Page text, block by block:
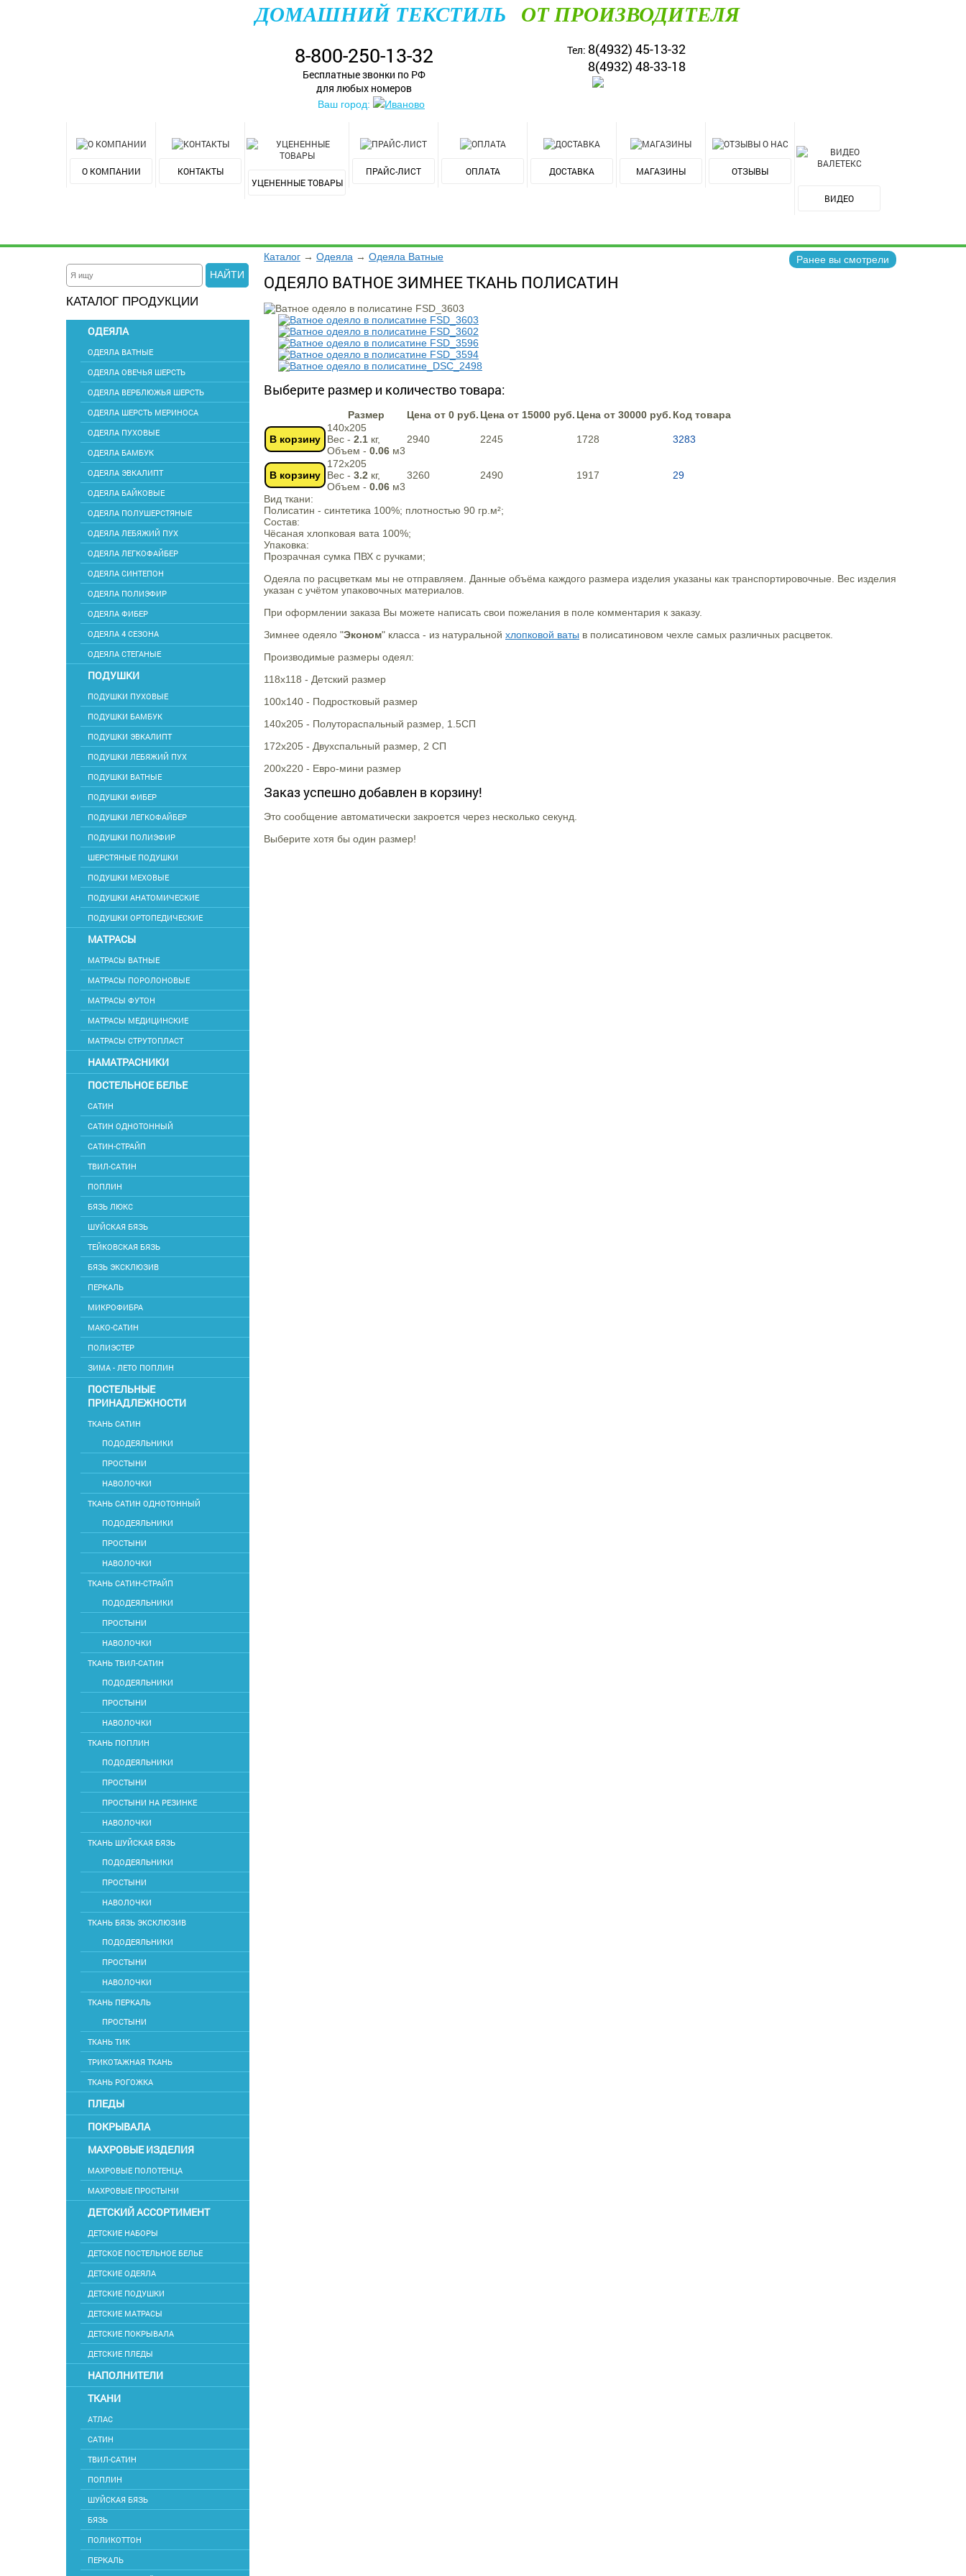
ДОМАШНИЙ ТЕКСТИЛЬ ОТ ПРОИЗВОДИТЕЛЯ
8-800-250-13-32
Бесплатные звонки по РФ
для любых номеров
Тел: 8(4932) 45-13-32
8(4932) 48-33-18
Ваш город: Иваново
О КОМПАНИИ
КОНТАКТЫ
УЦЕНЕННЫЕ ТОВАРЫ
ПРАЙС-ЛИСТ ОПЛАТА ДОСТАВКА МАГАЗИНЫ ОТЗЫВЫ
ВИДЕО
НАЙТИ
КАТАЛОГ ПРОДУКЦИИ
ОДЕЯЛА
ОДЕЯЛА ВАТНЫЕ
ОДЕЯЛА ОВЕЧЬЯ ШЕРСТЬ
ОДЕЯЛА ВЕРБЛЮЖЬЯ ШЕРСТЬ
ОДЕЯЛА ШЕРСТЬ МЕРИНОСА
ОДЕЯЛА ПУХОВЫЕ
ОДЕЯЛА БАМБУК
ОДЕЯЛА ЭВКАЛИПТ
ОДЕЯЛА БАЙКОВЫЕ
ОДЕЯЛА ПОЛУШЕРСТЯНЫЕ
ОДЕЯЛА ЛЕБЯЖИЙ ПУХ
ОДЕЯЛА ЛЕГКОФАЙБЕР
ОДЕЯЛА СИНТЕПОН
ОДЕЯЛА ПОЛИЭФИР
ОДЕЯЛА ФИБЕР
ОДЕЯЛА 4 СЕЗОНА
ОДЕЯЛА СТЕГАНЫЕ
ПОДУШКИ
ПОДУШКИ ПУХОВЫЕ
ПОДУШКИ БАМБУК
ПОДУШКИ ЭВКАЛИПТ
ПОДУШКИ ЛЕБЯЖИЙ ПУХ
ПОДУШКИ ВАТНЫЕ
ПОДУШКИ ФИБЕР
ПОДУШКИ ЛЕГКОФАЙБЕР
ПОДУШКИ ПОЛИЭФИР
ШЕРСТЯНЫЕ ПОДУШКИ
ПОДУШКИ МЕХОВЫЕ
ПОДУШКИ АНАТОМИЧЕСКИЕ
ПОДУШКИ ОРТОПЕДИЧЕСКИЕ
МАТРАСЫ
МАТРАСЫ ВАТНЫЕ
МАТРАСЫ ПОРОЛОНОВЫЕ
МАТРАСЫ ФУТОН
МАТРАСЫ МЕДИЦИНСКИЕ
МАТРАСЫ СТРУТОПЛАСТ
НАМАТРАСНИКИ
ПОСТЕЛЬНОЕ БЕЛЬЕ
САТИН
САТИН ОДНОТОННЫЙ
САТИН-СТРАЙП
ТВИЛ-САТИН
ПОПЛИН
БЯЗЬ ЛЮКС
ШУЙСКАЯ БЯЗЬ
ТЕЙКОВСКАЯ БЯЗЬ
БЯЗЬ ЭКСКЛЮЗИВ
ПЕРКАЛЬ
МИКРОФИБРА
МАКО-САТИН
ПОЛИЭСТЕР
ЗИМА - ЛЕТО ПОПЛИН
ПОСТЕЛЬНЫЕ
ПРИНАДЛЕЖНОСТИ
ТКАНЬ САТИН
ПОДОДЕЯЛЬНИКИ
ПРОСТЫНИ
НАВОЛОЧКИ
ТКАНЬ САТИН ОДНОТОННЫЙ
ПОДОДЕЯЛЬНИКИ
ПРОСТЫНИ
НАВОЛОЧКИ
ТКАНЬ САТИН-СТРАЙП
ПОДОДЕЯЛЬНИКИ
ПРОСТЫНИ
НАВОЛОЧКИ
ТКАНЬ ТВИЛ-САТИН
ПОДОДЕЯЛЬНИКИ
ПРОСТЫНИ
НАВОЛОЧКИ
ТКАНЬ ПОПЛИН
ПОДОДЕЯЛЬНИКИ
ПРОСТЫНИ
ПРОСТЫНИ НА РЕЗИНКЕ
НАВОЛОЧКИ
ТКАНЬ ШУЙСКАЯ БЯЗЬ
ПОДОДЕЯЛЬНИКИ
ПРОСТЫНИ
НАВОЛОЧКИ
ТКАНЬ БЯЗЬ ЭКСКЛЮЗИВ
ПОДОДЕЯЛЬНИКИ
ПРОСТЫНИ
НАВОЛОЧКИ
ТКАНЬ ПЕРКАЛЬ
ПРОСТЫНИ
ТКАНЬ ТИК
ТРИКОТАЖНАЯ ТКАНЬ
ТКАНЬ РОГОЖКА
ПЛЕДЫ
ПОКРЫВАЛА
МАХРОВЫЕ ИЗДЕЛИЯ
МАХРОВЫЕ ПОЛОТЕНЦА
МАХРОВЫЕ ПРОСТЫНИ
ДЕТСКИЙ АССОРТИМЕНТ
ДЕТСКИЕ НАБОРЫ
ДЕТСКОЕ ПОСТЕЛЬНОЕ БЕЛЬЕ
ДЕТСКИЕ ОДЕЯЛА
ДЕТСКИЕ ПОДУШКИ
ДЕТСКИЕ МАТРАСЫ
ДЕТСКИЕ ПОКРЫВАЛА
ДЕТСКИЕ ПЛЕДЫ
НАПОЛНИТЕЛИ
ТКАНИ
АТЛАС
САТИН
ТВИЛ-САТИН
ПОПЛИН
ШУЙСКАЯ БЯЗЬ
БЯЗЬ
ПОЛИКОТТОН
ПЕРКАЛЬ
Каталог → Одеяла → Одеяла Ватные Ранее вы смотрели
ОДЕЯЛО ВАТНОЕ ЗИМНЕЕ ТКАНЬ ПОЛИСАТИН
Выберите размер и количество товара:
Размер Цена от 0 руб. Цена от 15000 руб. Цена от 30000 руб. Код товара
В корзину
140х205
Вес - 2.1 кг,
Объем - 0.06 м3
2940 2245 1728 3283
В корзину
172х205
Вес - 3.2 кг,
Объем - 0.06 м3
3260 2490 1917 29
Вид ткани:
Полисатин - синтетика 100%; плотностью 90 гр.м²;
Состав:
Чёсаная хлопковая вата 100%;
Упаковка:
Прозрачная сумка ПВХ с ручками;
Одеяла по расцветкам мы не отправляем. Данные объёма каждого размера изделия указаны как транспортировочные. Вес изделия
указан с учётом упаковочных материалов.
При оформлении заказа Вы можете написать свои пожелания в поле комментария к заказу.
Зимнее одеяло "Эконом" класса - из натуральной хлопковой ваты в полисатиновом чехле самых различных расцветок.
Производимые размеры одеял:
118х118 - Детский размер
100х140 - Подростковый размер
140х205 - Полутораспальный размер, 1.5СП
172х205 - Двухспальный размер, 2 СП
200х220 - Евро-мини размер
Заказ успешно добавлен в корзину!
Это сообщение автоматически закроется через несколько секунд.
Выберите хотя бы один размер!